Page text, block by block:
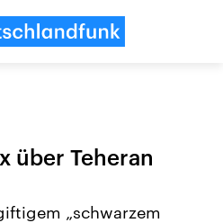
über Teheran
„schwarzem